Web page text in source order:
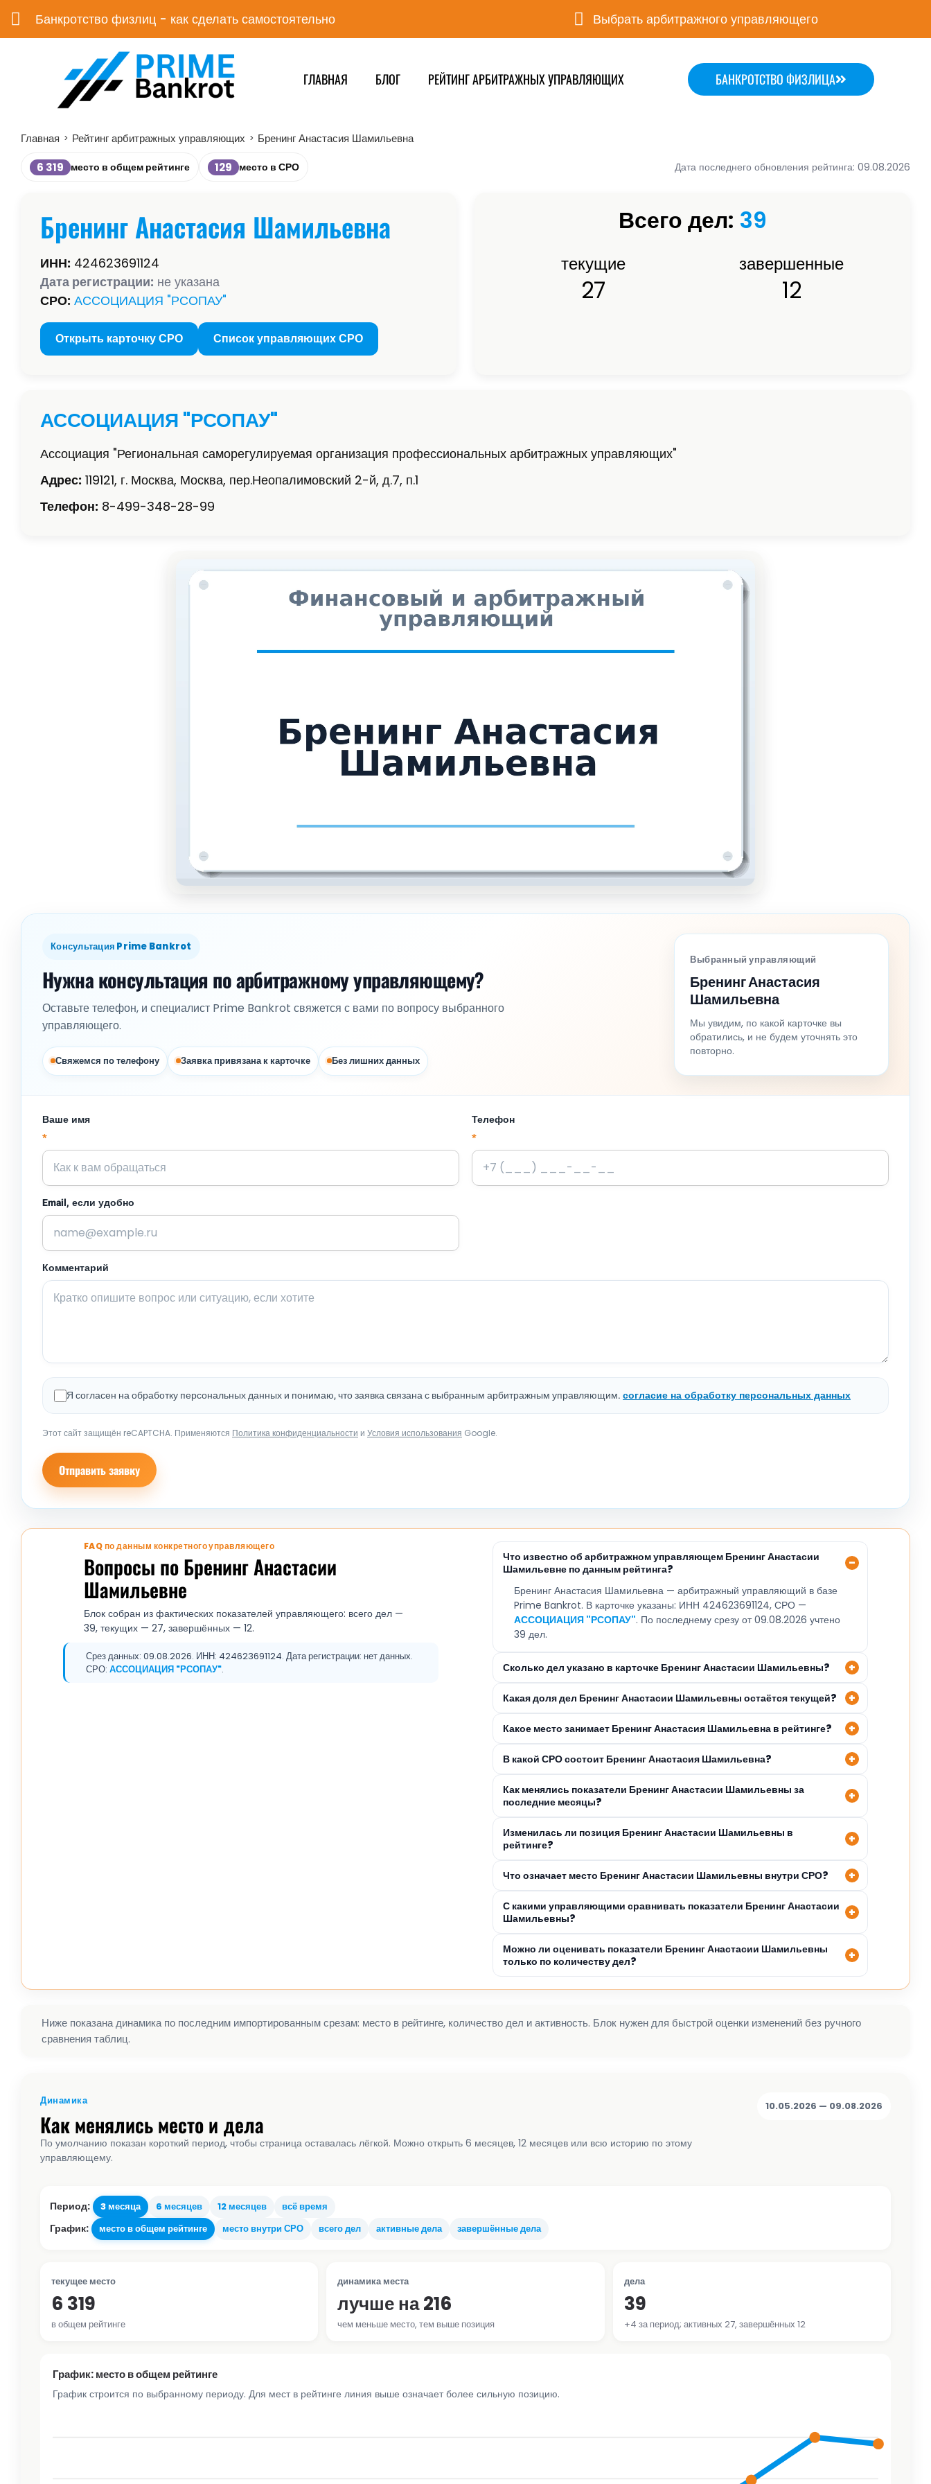
Банкротство физлиц - как сделать самостоятельно Выбрать арбитражного управляющего
ГЛАВНАЯ БЛОГ РЕЙТИНГ АРБИТРАЖНЫХ УПРАВЛЯЮЩИХ БАНКРОТСТВО ФИЗЛИЦА
Главная > Рейтинг арбитражных управляющих > Бренинг Анастасия Шамильевна
6 319 место в общем рейтинге 129 место в СРО Дата последнего обновления рейтинга: 09.08.2026
Бренинг Анастасия Шамильевна
ИНН: 424623691124
Дата регистрации: не указана
СРО: АССОЦИАЦИЯ "РСОПАУ"
Открыть карточку СРО Список управляющих СРО
Всего дел: 39
текущие
27
завершенные
12
АССОЦИАЦИЯ "РСОПАУ"
Ассоциация "Региональная саморегулируемая организация профессиональных арбитражных управляющих"
Адрес: 119121, г. Москва, Москва, пер.Неопалимовский 2-й, д.7, п.1
Телефон: 8-499-348-28-99
Консультация Prime Bankrot
Нужна консультация по арбитражному управляющему?
Оставьте телефон, и специалист Prime Bankrot свяжется с вами по вопросу выбранного
управляющего.
Свяжемся по телефону Заявка привязана к карточке Без лишних данных
Выбранный управляющий
Бренинг Анастасия
Шамильевна
Мы увидим, по какой карточке вы
обратились, и не будем уточнять это
повторно.
Ваше имя
*
Телефон
*
Email, если удобно
Комментарий
Я согласен на обработку персональных данных и понимаю, что заявка связана с выбранным арбитражным управляющим.согласие на обработку персональных данных
Этот сайт защищён reCAPTCHA. Применяются Политика конфиденциальности и Условия использования Google.
Отправить заявку
FAQ по данным конкретного управляющего
Вопросы по Бренинг Анастасии
Шамильевне
Блок собран из фактических показателей управляющего: всего дел —
39, текущих — 27, завершённых — 12.
Срез данных: 09.08.2026. ИНН: 424623691124. Дата регистрации: нет данных.
СРО: АССОЦИАЦИЯ "РСОПАУ".
Что известно об арбитражном управляющем Бренинг Анастасии
Шамильевне по данным рейтинга?
Бренинг Анастасия Шамильевна — арбитражный управляющий в базе
Prime Bankrot. В карточке указаны: ИНН 424623691124, СРО —
АССОЦИАЦИЯ "РСОПАУ". По последнему срезу от 09.08.2026 учтено
39 дел.
Сколько дел указано в карточке Бренинг Анастасии Шамильевны?
Какая доля дел Бренинг Анастасии Шамильевны остаётся текущей?
Какое место занимает Бренинг Анастасия Шамильевна в рейтинге?
В какой СРО состоит Бренинг Анастасия Шамильевна?
Как менялись показатели Бренинг Анастасии Шамильевны за
последние месяцы?
Изменилась ли позиция Бренинг Анастасии Шамильевны в
рейтинге?
Что означает место Бренинг Анастасии Шамильевны внутри СРО?
С какими управляющими сравнивать показатели Бренинг Анастасии
Шамильевны?
Можно ли оценивать показатели Бренинг Анастасии Шамильевны
только по количеству дел?
Ниже показана динамика по последним импортированным срезам: место в рейтинге, количество дел и активность. Блок нужен для быстрой оценки изменений без ручного
сравнения таблиц.
Динамика
Как менялись место и дела
По умолчанию показан короткий период, чтобы страница оставалась лёгкой. Можно открыть 6 месяцев, 12 месяцев или всю историю по этому
управляющему.
10.05.2026 — 09.08.2026
Период: 3 месяца 6 месяцев 12 месяцев всё время
График: место в общем рейтинге место внутри СРО всего дел активные дела завершённые дела
текущее место
6 319
в общем рейтинге
динамика места
лучше на 216
чем меньше место, тем выше позиция
дела
39
+4 за период; активных 27, завершённых 12
График: место в общем рейтинге
График строится по выбранному периоду. Для мест в рейтинге линия выше означает более сильную позицию.